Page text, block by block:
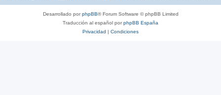
Desarrollado porphpBB® Forum Software © phpBB Limited
Traducción al español porphpBB España
Privacidad | Condiciones